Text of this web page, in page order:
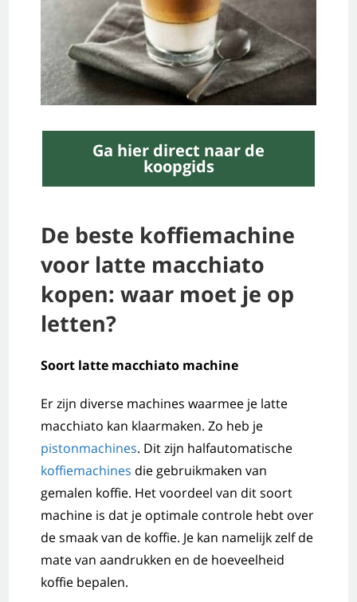
Ga hier direct naar de
koopgids
De beste koffiemachine
voor latte macchiato
kopen: waar moet je op
letten?
Soort latte macchiato machine
Er zijn diverse machines waarmee je latte
macchiato kan klaarmaken. Zo heb je
pistonmachines. Dit zijn halfautomatische
koffiemachines die gebruikmaken van
gemalen koffie. Het voordeel van dit soort
machine is dat je optimale controle hebt over
de smaak van de koffie. Je kan namelijk zelf de
mate van aandrukken en de hoeveelheid
koffie bepalen.